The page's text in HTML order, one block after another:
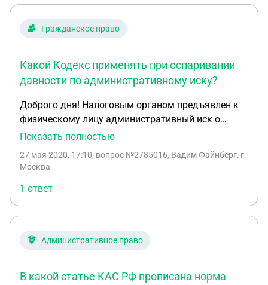
причине пропуска срока обращения в суд, если
причина пропуска является неуважительной? С
уважением, Вадим
Гражданское право
Какой Кодекс применять при оспаривании
давности по административному иску?
Доброго дня! Налоговым органом предъявлен к
физическому лицу административный иск о
взыскании налога за 2014 год. Нормами какого
заявлении ходатайства о применении
Налогового кодекса (ст.48), Гражданского
кодекса (статьи 195, 196, 199, 200, 207 ГК РФ),
КАС? С уважением, Вадим
Показать полностью
27 мая 2020, 17:10, вопрос №2785016, Вадим Файнберг, г.
Москва
1 ответ
Административное право
В какой статье КАС РФ прописана норма